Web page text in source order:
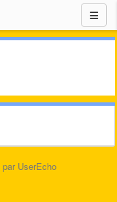
par UserEcho